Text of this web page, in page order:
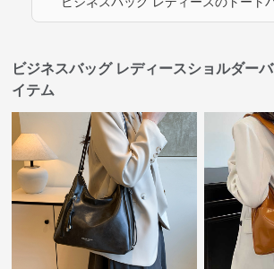
ビジネスバッグ レディースショルダー
イテム